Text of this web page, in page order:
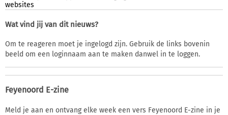
websites
Wat vind jij van dit nieuws?
Om te reageren moet je ingelogd zijn. Gebruik de links bovenin
beeld om een loginnaam aan te maken danwel in te loggen.
Feyenoord E-zine
Meld je aan en ontvang elke week een vers Feyenoord E-zine in je